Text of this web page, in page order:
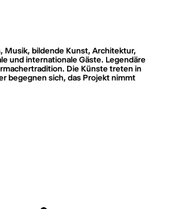
Musik, bildende Kunst, Architektur,
und internationale Gäste. Legendäre
Die Künste treten in
begegnen sich, das Projekt nimmt